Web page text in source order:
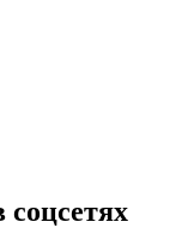
соцсетях